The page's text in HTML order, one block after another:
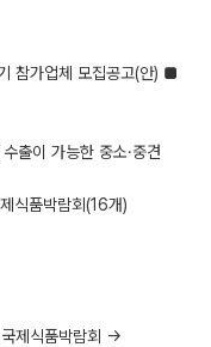
참가업체 모집공고(안) ■
출이 가능한 중소·중견
식품박람회(16개)
제식품박람회 →